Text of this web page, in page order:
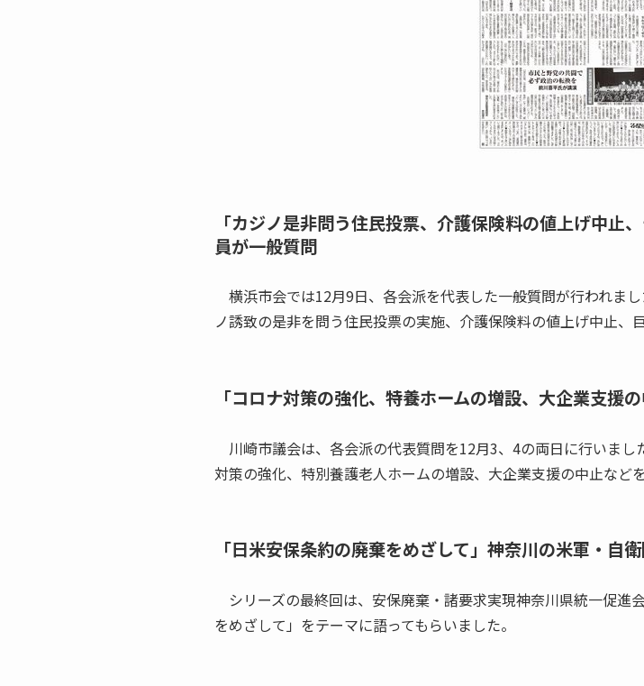
「カジノ是非問う住民投票、介護保険料の値上げ中止
員が一般質問
横浜市会では12月9日、各会派を代表した一般質問が行われま
ノ誘致の是非を問う住民投票の実施、介護保険料の値上げ中止、
「コロナ対策の強化、特養ホームの増設、大企業支援
川崎市議会は、各会派の代表質問を12月3、4の両日に行いま
対策の強化、特別養護老人ホームの増設、大企業支援の中止など
「日米安保条約の廃棄をめざして」神奈川の米軍・自
シリーズの最終回は、安保廃棄・諸要求実現神奈川県統一促進
をめざして」をテーマに語ってもらいました。